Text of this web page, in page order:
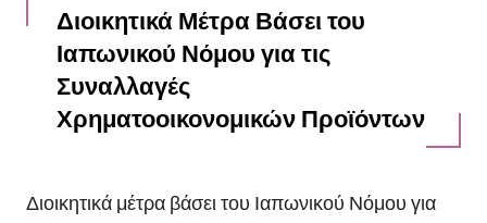
Διοικητικά Μέτρα Βάσει του
Ιαπωνικού Νόμου για τις
Συναλλαγές
Χρηματοοικονομικών Προϊόντων
Διοικητικά μέτρα βάσει του Ιαπωνικού Νόμου για